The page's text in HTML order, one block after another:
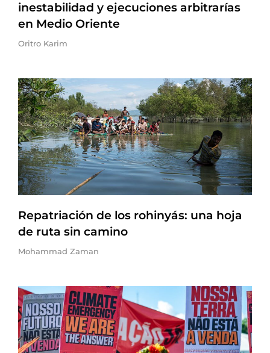
inestabilidad y ejecuciones arbitrarías
en Medio Oriente
Oritro Karim
Repatriación de los rohinyás: una hoja
de ruta sin camino
Mohammad Zaman